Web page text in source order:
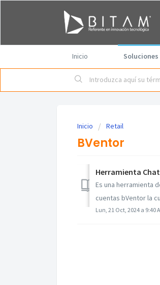
Inicio Soluciones
Inicio Retail
BVentor
Herramienta
Es una herramienta
cuentas bVentor la
Lun, 21 Oct, 2024 a 9:40